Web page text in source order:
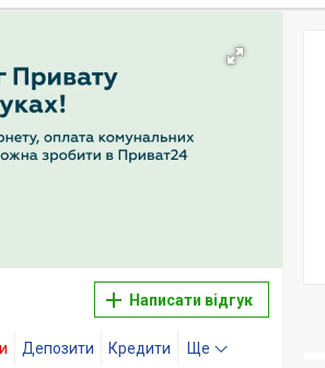
Написати відгук
Депозити Кредити Ще